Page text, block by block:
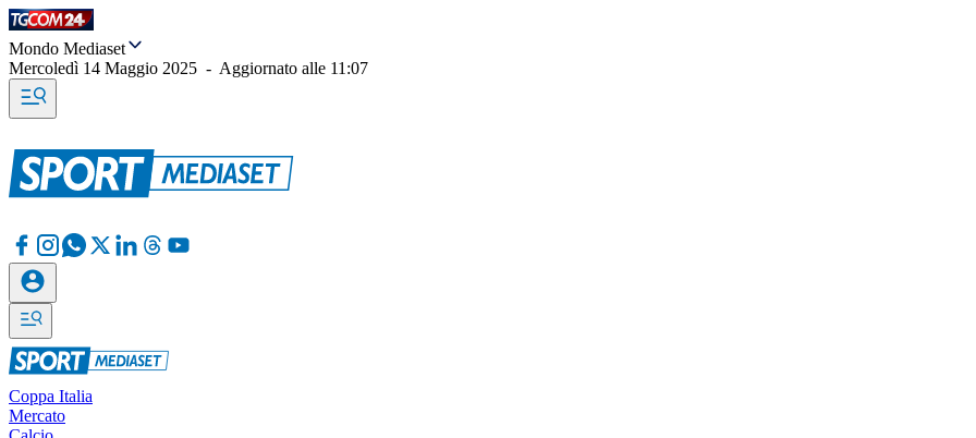
Mondo Mediaset
Mercoledì 14 Maggio 2025 - Aggiornato alle 11:07
Coppa Italia
Mercato